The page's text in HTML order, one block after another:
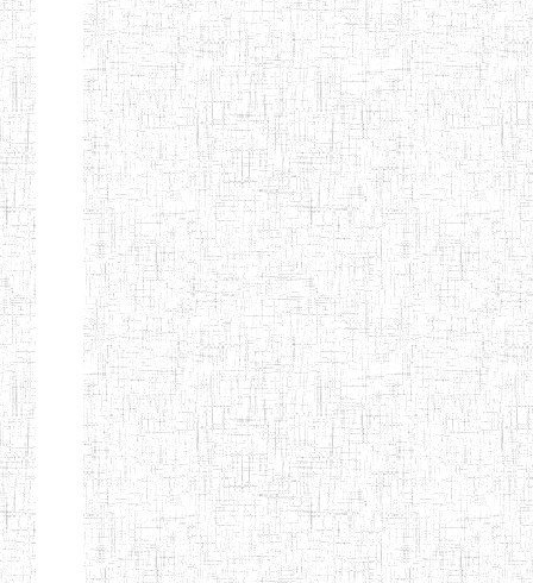
Etablissements
d'enseignement
normal
ENI
Chercher:
Effacer les filtres
Denomination
Type